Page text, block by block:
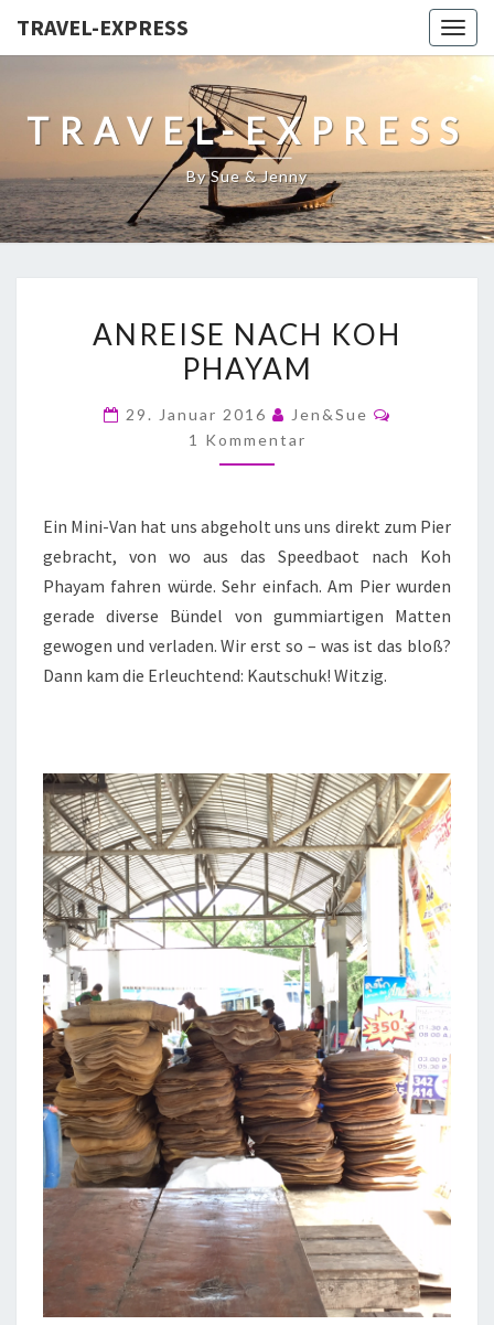
TRAVEL-EXPRESS
TRAVEL-EXPRESS
By Sue & Jenny
ANREISE NACH KOH
PHAYAM
29. Januar 2016
Jen&Sue
1 Kommentar
Ein Mini-Van hat uns abgeholt uns uns direkt zum Pier
gebracht, von wo aus das Speedbaot nach Koh
Phayam fahren würde. Sehr einfach. Am Pier wurden
gerade diverse Bündel von gummiartigen Matten
gewogen und verladen. Wir erst so – was ist das bloß?
Dann kam die Erleuchtend: Kautschuk! Witzig.